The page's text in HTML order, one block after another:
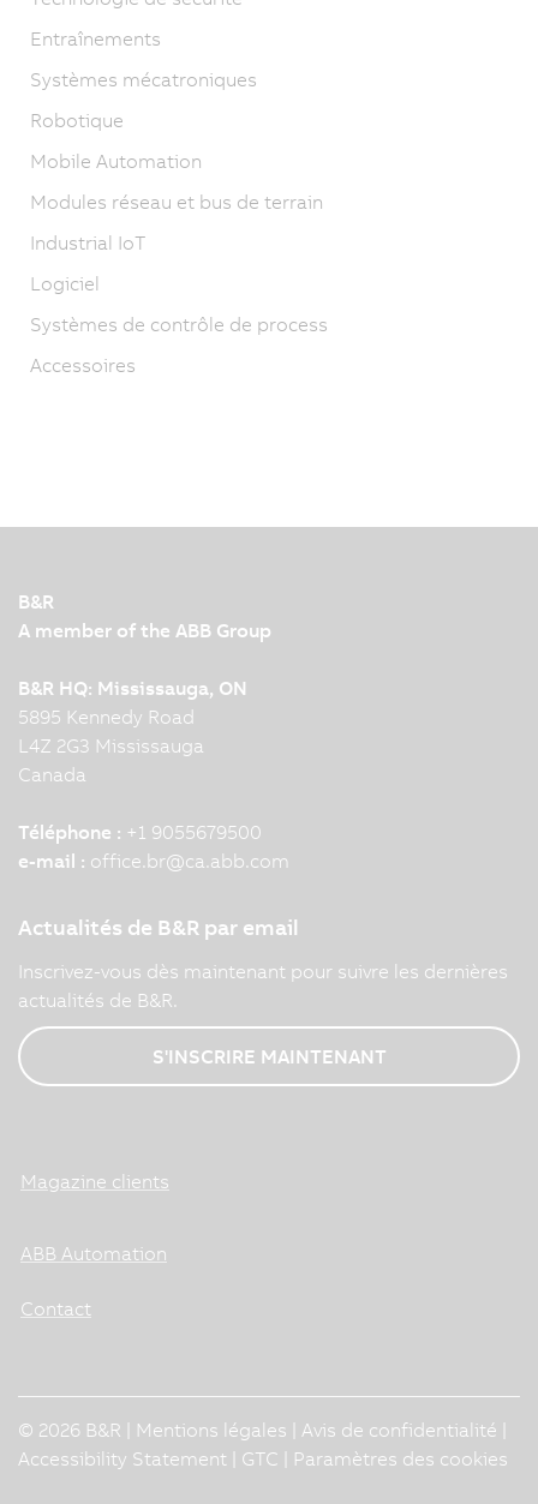
Entraînements
Systèmes mécatroniques
Robotique
Mobile Automation
Modules réseau et bus de terrain
Industrial IoT
Logiciel
Systèmes de contrôle de process
Accessoires
B&R
A member of the ABB Group
B&R HQ: Mississauga, ON
5895 Kennedy Road
L4Z 2G3 Mississauga
Canada
Téléphone : +1 9055679500
e-mail : office.br@ca.abb.com
Actualités de B&R par email
Inscrivez-vous dès maintenant pour suivre les dernières
actualités de B&R.
S'INSCRIRE MAINTENANT
Magazine clients
ABB Automation
Contact
© 2026 B&R | Mentions légales Avis de confidentialité
Accessibility Statement
GTC Paramètres des cookies